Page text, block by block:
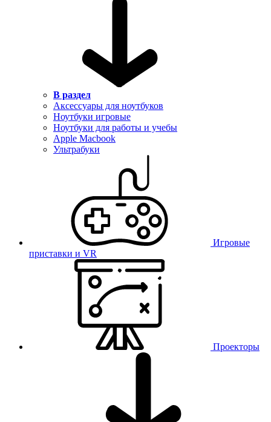
В раздел
Аксессуары для ноутбуков
Ноутбуки игровые
Ноутбуки для работы и учебы
Apple Macbook
Ультрабуки
Игровые
приставки и VR
Проекторы